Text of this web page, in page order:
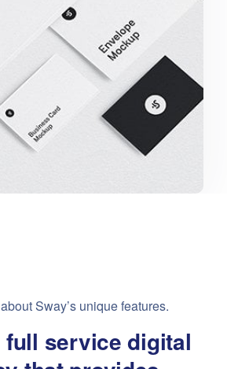
Smartphone App
Sway’s unique features.
full service digital